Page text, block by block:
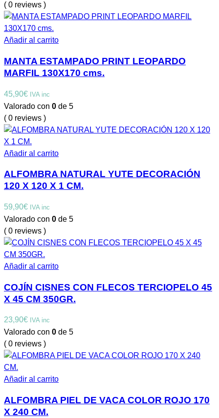
( 0 reviews )
Añadir al carrito
MANTA ESTAMPADO PRINT LEOPARDO
MARFIL 130X170 cms.
45,90€ IVA inc
Valorado con 0 de 5
( 0 reviews )
Añadir al carrito
ALFOMBRA NATURAL YUTE DECORACIÓN
120 X 120 X 1 CM.
59,90€ IVA inc
Valorado con 0 de 5
( 0 reviews )
Añadir al carrito
COJÍN CISNES CON FLECOS TERCIOPELO 45
X 45 CM 350GR.
23,90€ IVA inc
Valorado con 0 de 5
( 0 reviews )
Añadir al carrito
ALFOMBRA PIEL DE VACA COLOR ROJO 170
X 240 CM.